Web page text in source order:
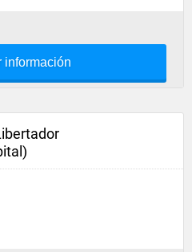
información